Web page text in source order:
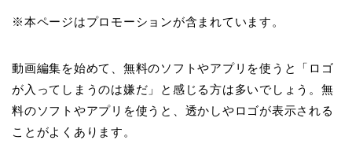
※本ページはプロモーションが含まれています。
動画編集を始めて、無料のソフトやアプリを使うと「ロゴ
が入ってしまうのは嫌だ」と感じる方は多いでしょう。無
料のソフトやアプリを使うと、透かしやロゴが表示される
ことがよくあります。